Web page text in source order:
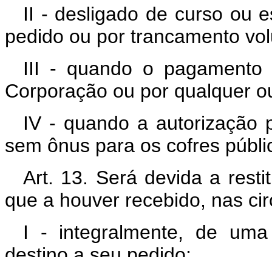
II - desligado de curso ou
pedido ou por trancamento
III - quando o
Corporação ou por qualquer
IV - quando a autorização
sem ônus para os cofres
Art. 13. Será devida a
que a houver recebido, nas
I - integralmente, de